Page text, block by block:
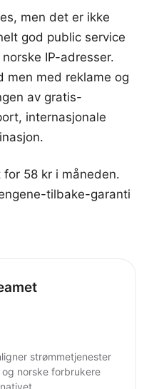
men det er ikke
god public service
IP-adresser.
men med reklame og
av gratis-
internasjonale
58 kr i måneden.
tilbake-garanti
strømmetjenester
norske forbrukere